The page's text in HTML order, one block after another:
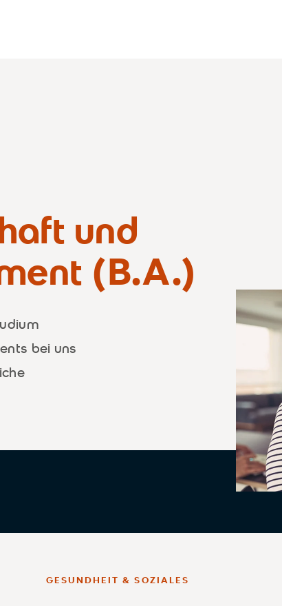
und
(B.A.)
bei uns
GESUNDHEIT & SOZIALES